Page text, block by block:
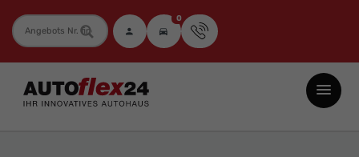
Fahrzeugnummer 0
Autoflex24
GmbH